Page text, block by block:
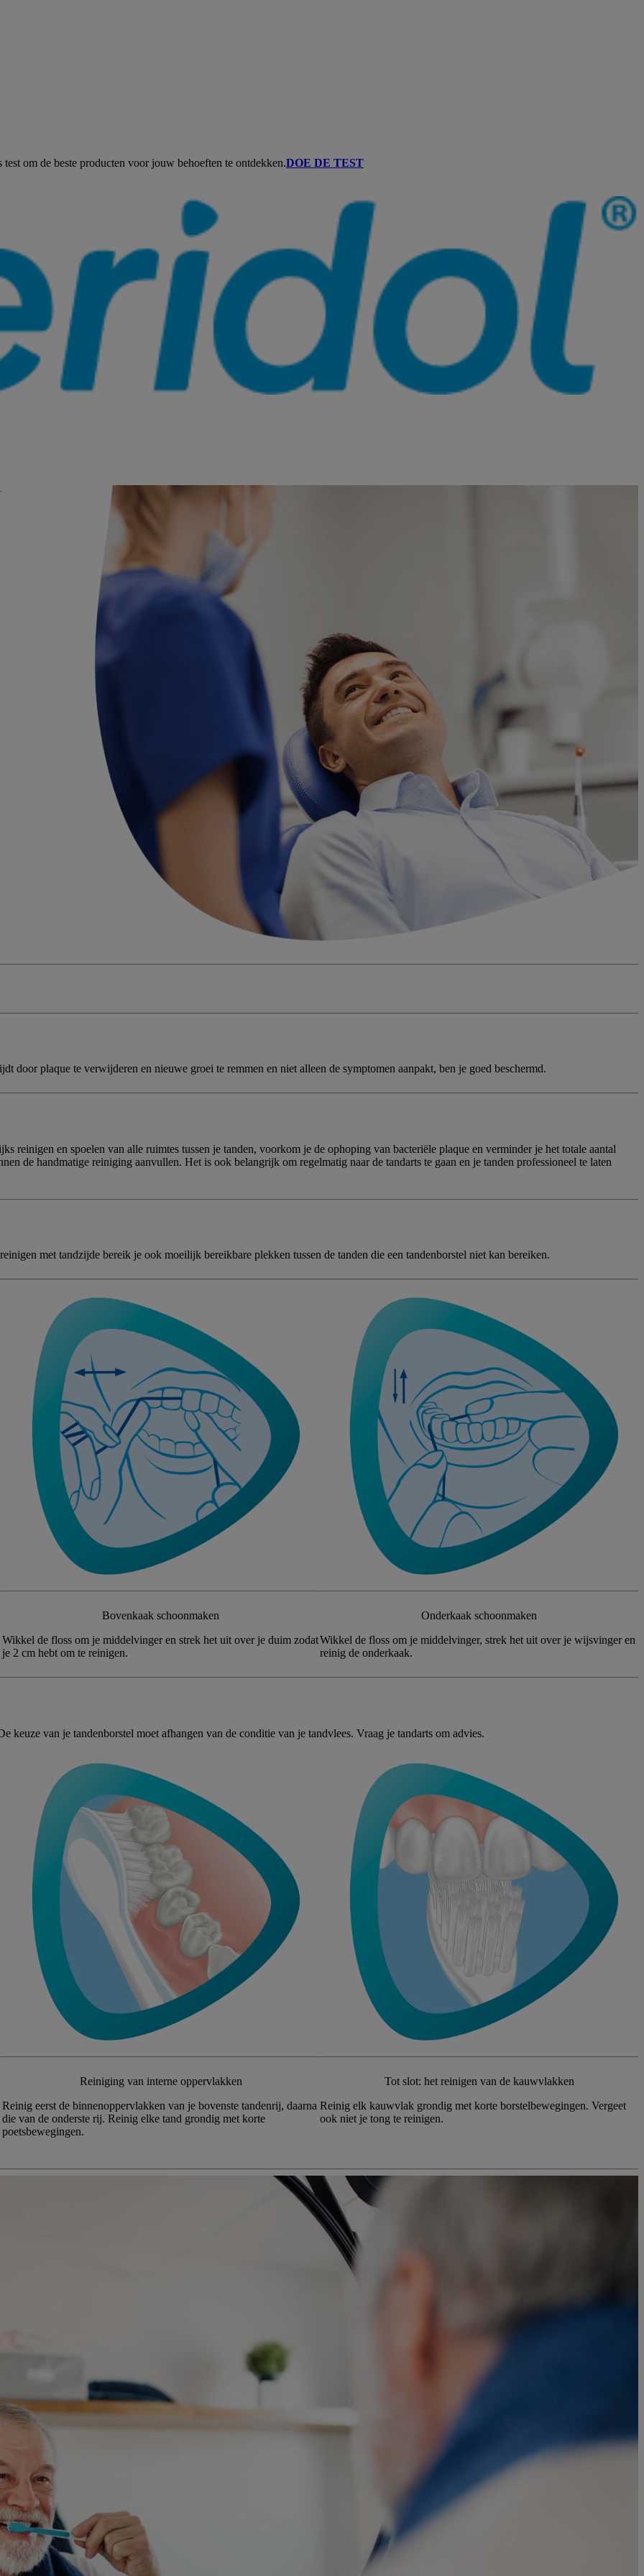
om de beste producten voor jouw behoeften te ontdekken.DOE DE TEST
door plaque te verwijderen en nieuwe groei te remmen en niet alleen de symptomen aanpakt, ben je goed beschermd.
reinigen en spoelen van alle ruimtes tussen je tanden, voorkom je de ophoping van bacteriële plaque en verminder je het totale aantal
de handmatige reiniging aanvullen. Het is ook belangrijk om regelmatig naar de tandarts te gaan en je tanden professioneel te laten
met tandzijde bereik je ook moeilijk bereikbare plekken tussen de tanden die een tandenborstel niet kan bereiken.
Bovenkaak schoonmaken
Wikkel de floss om je middelvinger en strek het uit over je duim zodat
je 2 cm hebt om te reinigen.
Onderkaak schoonmaken
Wikkel de floss om je middelvinger, strek het uit over je wijsvinger en
reinig de onderkaak.
keuze van je tandenborstel moet afhangen van de conditie van je tandvlees. Vraag je tandarts om advies.
Reiniging van interne oppervlakken
Reinig eerst de binnenoppervlakken van je bovenste tandenrij, daarna
die van de onderste rij. Reinig elke tand grondig met korte
poetsbewegingen.
Tot slot: het reinigen van de kauwvlakken
Reinig elk kauwvlak grondig met korte borstelbewegingen. Vergeet
ook niet je tong te reinigen.